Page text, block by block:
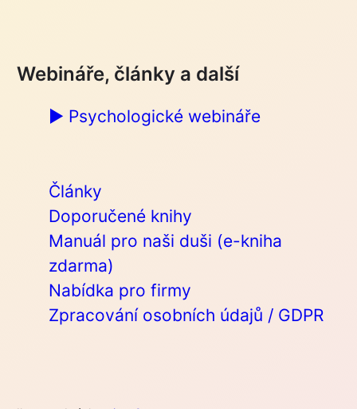
Webináře, články a další
▶︎ Psychologické webináře
Články
Doporučené knihy
Manuál pro naši duši (e-kniha
zdarma)
Nabídka pro firmy
Zpracování osobních údajů / GDPR